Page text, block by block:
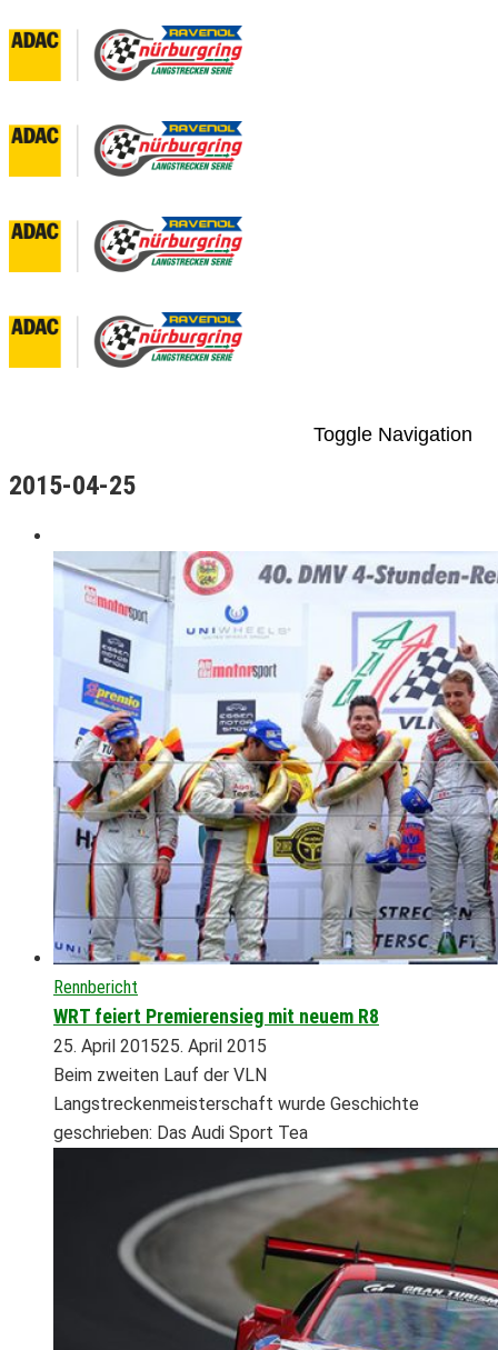
Toggle Navigation
2015-04-25
Rennbericht
WRT feiert Premierensieg mit neuem R8
25. April 201525. April 2015
Beim zweiten Lauf der VLN
Langstreckenmeisterschaft wurde Geschichte
geschrieben: Das Audi Sport Tea